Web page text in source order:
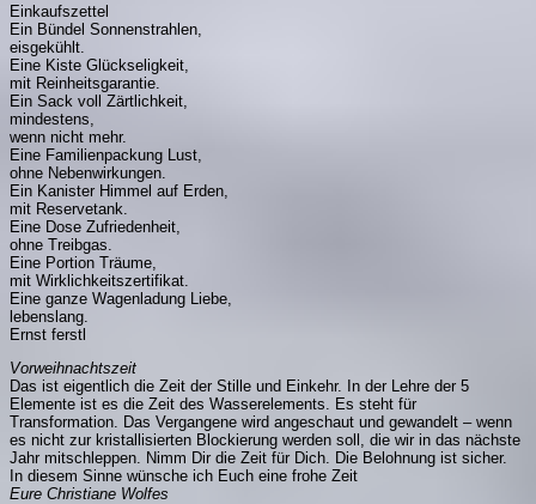
Einkaufszettel
Ein Bündel Sonnenstrahlen,
eisgekühlt.
Eine Kiste Glückseligkeit,
mit Reinheitsgarantie.
Ein Sack voll Zärtlichkeit,
mindestens,
wenn nicht mehr.
Eine Familienpackung Lust,
ohne Nebenwirkungen.
Ein Kanister Himmel auf Erden,
mit Reservetank.
Eine Dose Zufriedenheit,
ohne Treibgas.
Eine Portion Träume,
mit Wirklichkeitszertifikat.
Eine ganze Wagenladung Liebe,
lebenslang.
Ernst ferstl
Vorweihnachtszeit
Das ist eigentlich die Zeit der Stille und Einkehr. In der Lehre der 5
Elemente ist es die Zeit des Wasserelements. Es steht für
Transformation. Das Vergangene wird angeschaut und gewandelt – wenn
es nicht zur kristallisierten Blockierung werden soll, die wir in das nächste
Jahr mitschleppen. Nimm Dir die Zeit für Dich. Die Belohnung ist sicher.
In diesem Sinne wünsche ich Euch eine frohe Zeit
Eure Christiane Wolfes